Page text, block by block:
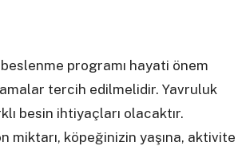
programı hayati önem
tercih edilmelidir. Yavruluk
besin ihtiyaçları olacaktır.
miktarı, köpeğinizin yaşına, aktivite